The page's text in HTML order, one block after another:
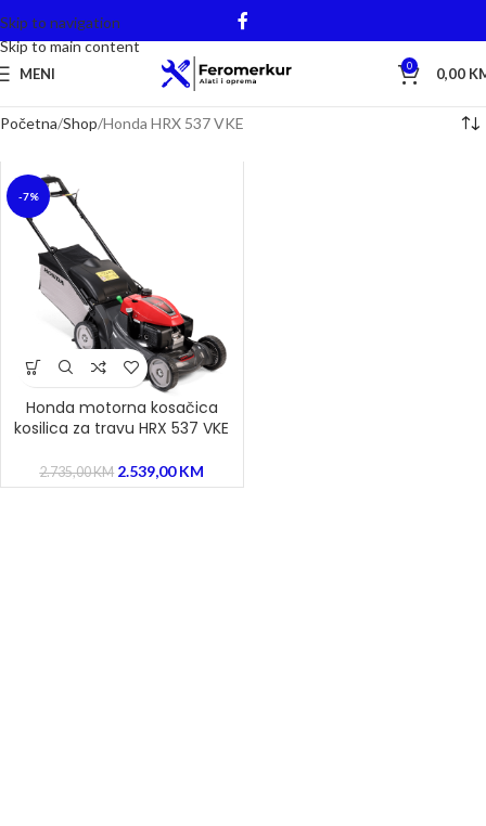
Skip to navigation
Skip to main content
MENI 0 0,00
Početna Shop Honda HRX 537 VKE
-7%
Honda motorna kosačica
kosilica za travu HRX 537 VKE
2.735,00KM 2.539,00KM